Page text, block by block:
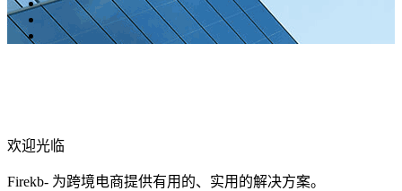
欢迎光临
Firekb- 为跨境电商提供有用的、实用的解决方案。